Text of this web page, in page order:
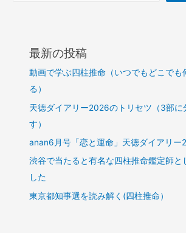
最新の投稿
動画で学ぶ四柱推命（いつでもどこでも
る）
天徳ダイアリー2026のトリセツ（3部に
す）
anan6月号「恋と運命」天徳ダイアリー
渋谷で当たると有名な四柱推命鑑定師と
した
東京都知事選を読み解く(四柱推命）